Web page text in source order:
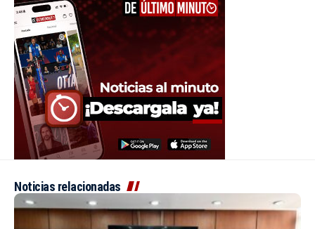
Noticias relacionadas